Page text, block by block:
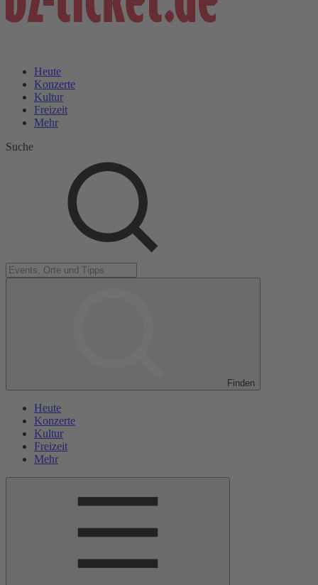
Heute
Konzerte
Kultur
Freizeit
Mehr
Suche
Finden
Heute
Konzerte
Kultur
Freizeit
Mehr